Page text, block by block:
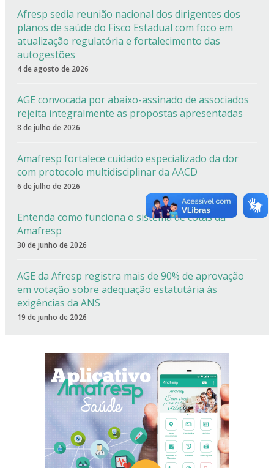
Afresp sedia reunião nacional dos dirigentes dos
planos de saúde do Fisco Estadual com foco em
atualização regulatória e fortalecimento das
autogestões
4 de agosto de 2026
AGE convocada por abaixo-assinado de associados
rejeita integralmente as propostas apresentadas
8 de julho de 2026
Amafresp fortalece cuidado especializado da dor
com protocolo multidisciplinar da AACD
6 de julho de 2026
Entenda como funciona o sistema de cotas da
Amafresp
30 de junho de 2026
AGE da Afresp registra mais de 90% de aprovação
em votação sobre adequação estatutária às
exigências da ANS
19 de junho de 2026